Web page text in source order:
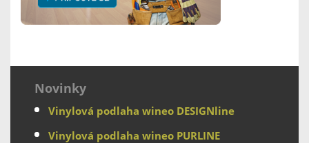
Novinky
Vinylová podlaha wineo DESIGNline
Vinylová podlaha wineo PURLINE